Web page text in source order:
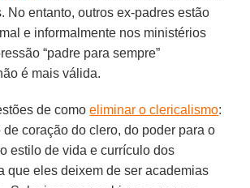
No entanto, outros ex-padres estão
e informalmente nos ministérios
“padre para sempre”
é mais válida.
de comoeliminar o clericalismo:
de coração do clero, do poder para o
estilo de vida e currículo dos
que eles deixem de ser academias